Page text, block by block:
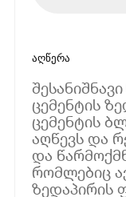
აღწერა
ცემენტის
ცემენტის
აღწევს და
და
რომლებიც
ზედაპირის